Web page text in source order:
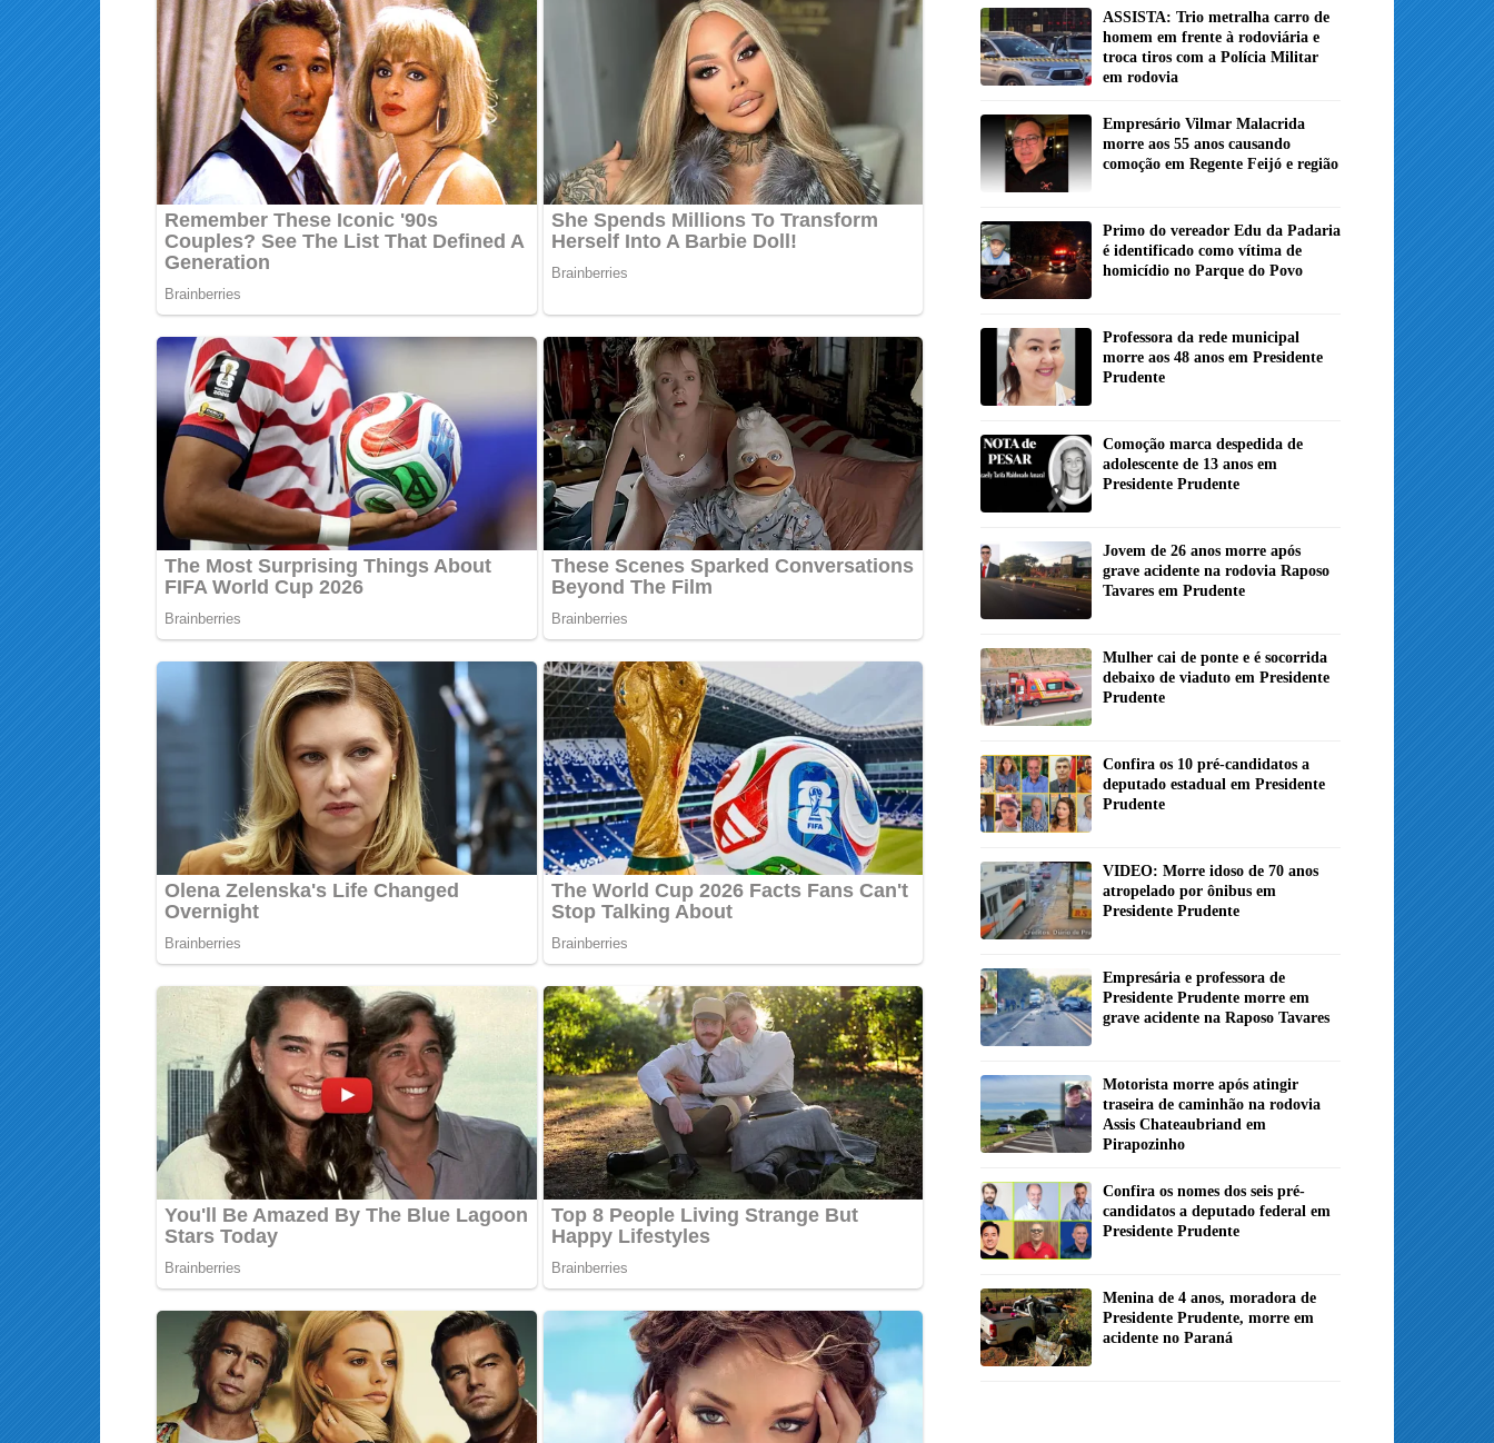
ASSISTA: Trio metralha carro de
homem em frente à rodoviária e
troca tiros com a Polícia Militar
em rodovia
Empresário Vilmar Malacrida
morre aos 55 anos causando
comoção em Regente Feijó e região
Primo do vereador Edu da Padaria
é identificado como vítima de
homicídio no Parque do Povo
Professora da rede municipal
morre aos 48 anos em Presidente
Prudente
Comoção marca despedida de
adolescente de 13 anos em
Presidente Prudente
Jovem de 26 anos morre após
grave acidente na rodovia Raposo
Tavares em Prudente
Mulher cai de ponte e é socorrida
debaixo de viaduto em Presidente
Prudente
Confira os 10 pré-candidatos a
deputado estadual em Presidente
Prudente
VIDEO: Morre idoso de 70 anos
atropelado por ônibus em
Presidente Prudente
Empresária e professora de
Presidente Prudente morre em
grave acidente na Raposo Tavares
Motorista morre após atingir
traseira de caminhão na rodovia
Assis Chateaubriand em
Pirapozinho
Confira os nomes dos seis pré-
candidatos a deputado federal em
Presidente Prudente
Menina de 4 anos, moradora de
Presidente Prudente, morre em
acidente no Paraná